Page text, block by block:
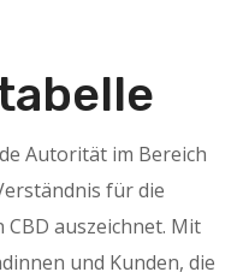
Autorität im Bereich
für die
auszeichnet. Mit
und Kunden, die